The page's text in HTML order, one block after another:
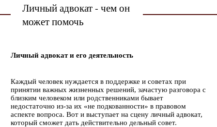
Личный адвокат - чем он
может помочь
Личный адвокат и его деятельность
Каждый человек нуждается в поддержке и советах при
принятии важных жизненных решений, зачастую разговора с
близким человеком или родственниками бывает
недостаточно из-за их «не подкованности» в правовом
аспекте вопроса. Вот и выступает на сцену личный адвокат,
который сможет дать действительно дельный совет.